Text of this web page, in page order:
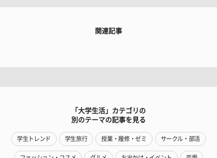
関連記事
「大学生活」カテゴリの
別のテーマの記事を見る
学生トレンド 学生旅行 授業・履修・ゼミ サークル・部活